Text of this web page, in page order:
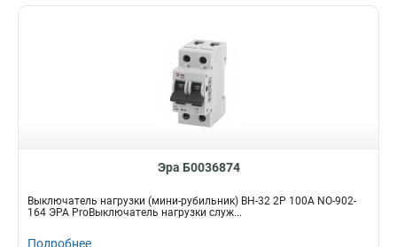
Эра Б0036874
Выключатель нагрузки (мини-рубильник) ВН-32 2P 100A NO-902-
164 ЭРА ProВыключатель нагрузки служ...
Подробнее